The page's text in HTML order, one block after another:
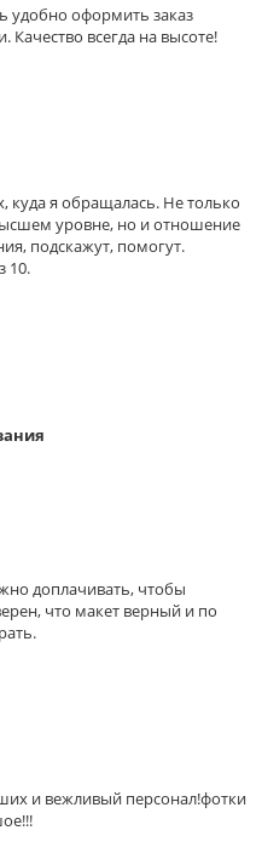
удобно оформить заказ
Качество всегда на высоте!
куда я обращалась. Не только
уровне, но и отношение
подскажут, помогут.
10.
доплачивать, чтобы
что макет верный и по
и вежливый персонал!фотки